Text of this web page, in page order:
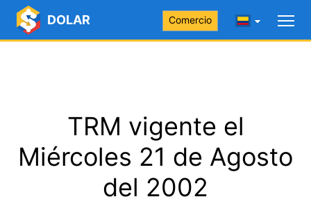
DOLAR Comercio
TRM vigente el
Miércoles 21 de Agosto
del 2002